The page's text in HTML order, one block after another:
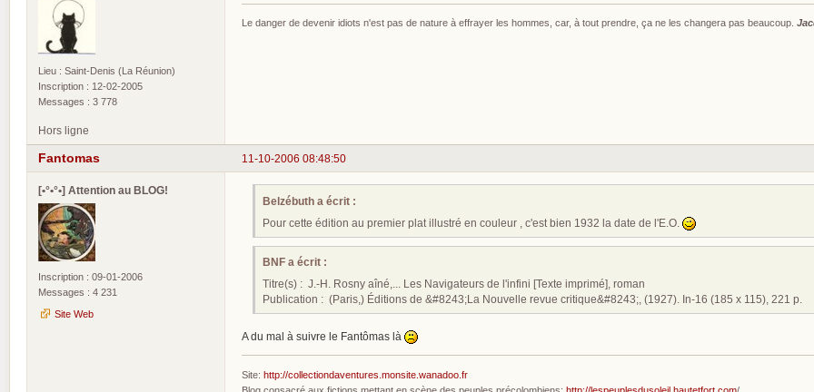
Lieu : Saint-Denis (La Réunion)
Inscription : 12-02-2005
Messages : 3 778
Le danger de devenir idiots n'est pas de nature à effrayer les hommes, car, à tout prendre, ça ne les changera pas beaucoup.
Hors ligne
11-10-2006 08:48:50
Fantomas
[•°•°•] Attention au BLOG!
Inscription : 09-01-2006
Messages : 4 231
Site Web
Belzébuth a écrit :
Pour cette édition au premier plat illustré en couleur , c'est bien 1932 la date de l'E.O.
BNF a écrit :
Titre(s) : J.-H. Rosny aîné,... Les Navigateurs de l'infini [Texte imprimé], roman
Publication : (Paris,) Éditions de &#8243;La Nouvelle revue critique&#8243;, (1927). In-16 (185 x 115), 221 p.
A du mal à suivre le Fantômas là
Site: http://collectiondaventures.monsite.wanadoo.fr